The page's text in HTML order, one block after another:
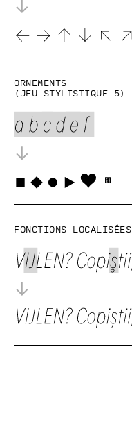
Ornements
(Jeu stylistique 5)
Fonctions localisées